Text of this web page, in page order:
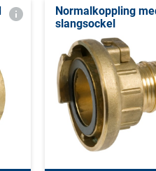
Normalkoppling
slangsockel